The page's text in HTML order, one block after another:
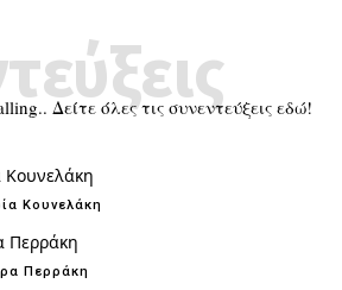
Δείτε όλες τις συνεντεύξεις εδώ!
Κουνελάκη
Περράκη